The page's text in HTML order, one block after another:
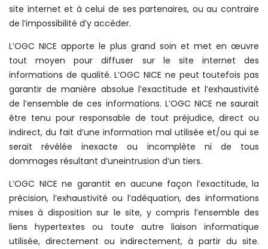
site internet et à celui de ses partenaires, ou au contraire
de l’impossibilité d’y accéder.
L’OGC NICE apporte le plus grand soin et met en œuvre
tout moyen pour diffuser sur le site internet des
informations de qualité. L’OGC NICE ne peut toutefois pas
garantir de manière absolue l’exactitude et l’exhaustivité
de l’ensemble de ces informations. L’OGC NICE ne saurait
être tenu pour responsable de tout préjudice, direct ou
indirect, du fait d’une information mal utilisée et/ou qui se
serait révélée inexacte ou incomplète ni de tous
dommages résultant d’uneintrusion d’un tiers.
L’OGC NICE ne garantit en aucune façon l’exactitude, la
précision, l’exhaustivité ou l’adéquation, des informations
mises à disposition sur le site, y compris l’ensemble des
liens hypertextes ou toute autre liaison informatique
utilisée, directement ou indirectement, à partir du site.